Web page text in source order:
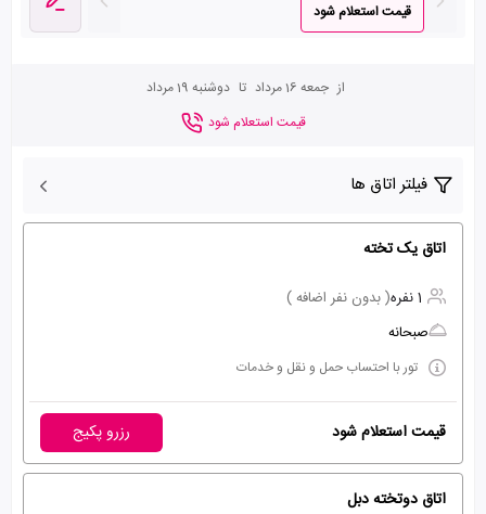
قیمت استعلام شود
از جمعه 16 مرداد تا دوشنبه 19 مرداد
قیمت استعلام شود
فیلتر اتاق ها
اتاق یک تخته
1 نفره
( بدون نفر اضافه )
صبحانه
تور با احتساب حمل و نقل و خدمات
قیمت استعلام شود رزرو پکیج
اتاق دوتخته دبل